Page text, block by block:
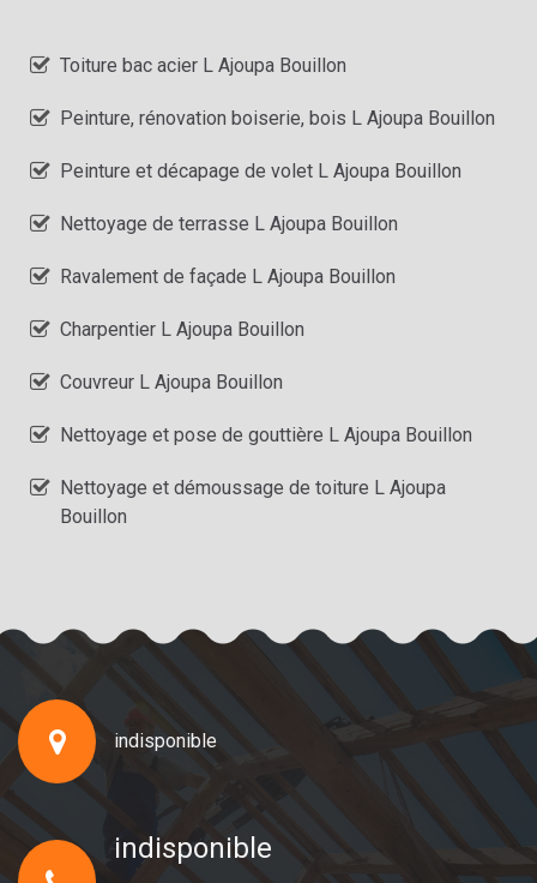
Toiture bac acier L Ajoupa Bouillon
Peinture, rénovation boiserie, bois L Ajoupa Bouillon
Peinture et décapage de volet L Ajoupa Bouillon
Nettoyage de terrasse L Ajoupa Bouillon
Ravalement de façade L Ajoupa Bouillon
Charpentier L Ajoupa Bouillon
Couvreur L Ajoupa Bouillon
Nettoyage et pose de gouttière L Ajoupa Bouillon
Nettoyage et démoussage de toiture L Ajoupa
Bouillon
indisponible
indisponible